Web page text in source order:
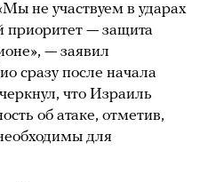
не участвуем в ударах
приоритет — защита
— заявил
сразу после начала
что Израиль
об атаке, отметив,
для